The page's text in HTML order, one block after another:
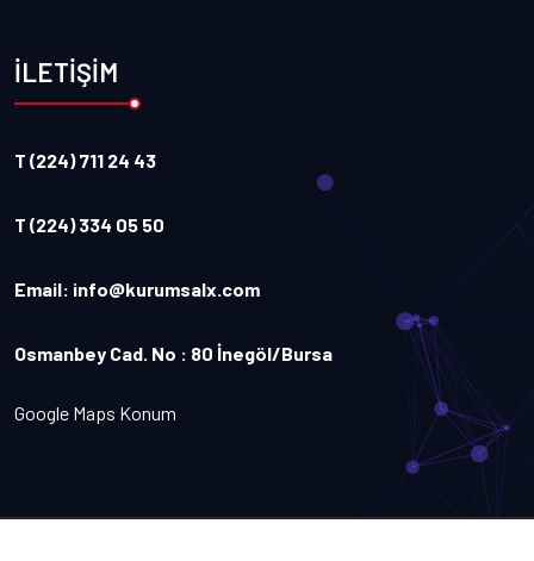
İLETİŞİM
T (224) 711 24 43
T (224) 334 05 50
Email: info@kurumsalx.com
Osmanbey Cad. No : 80 İnegöl/Bursa
Google Maps Konum